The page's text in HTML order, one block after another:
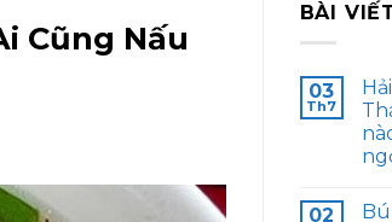
Cũng Nấu
BÀI
03
Th7
02